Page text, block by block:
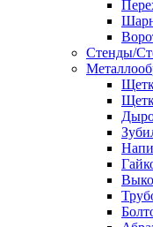
Стенды/